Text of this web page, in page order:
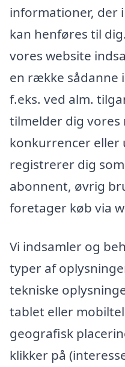
informationer, der
kan henføres til
vores website
en række sådanne
f.eks. ved alm.
tilmelder dig vores
konkurrencer eller
registrerer dig
abonnent, øvrig
foretager køb via
Vi indsamler og
typer af
tekniske
tablet eller
geografisk
klikker på